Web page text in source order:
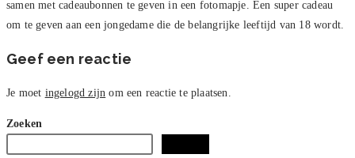
sluiten.
Geef een reactie
Je moet ingelogd zijn om een reactie te plaatsen.
Zoeken